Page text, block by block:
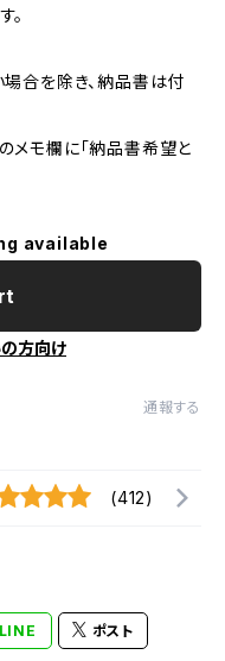
。
合を除き、納品書は付
メモ欄に｢納品書希望と
available
方向け
通報する
(412)
LINE ポスト